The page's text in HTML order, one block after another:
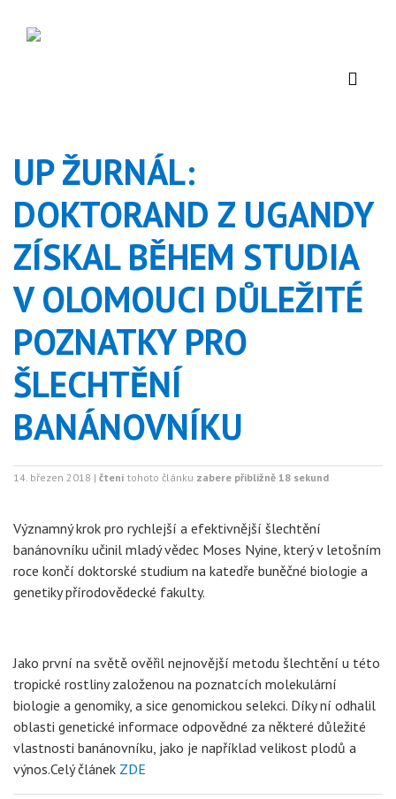
UP ŽURNÁL:
DOKTORAND Z UGANDY
ZÍSKAL BĚHEM STUDIA
V OLOMOUCI DŮLEŽITÉ
POZNATKY PRO
ŠLECHTĚNÍ
BANÁNOVNÍKU
14. březen 2018 | čtení tohoto článku zabere přibližně 18 sekund
Významný krok pro rychlejší a efektivnější šlechtění
banánovníku učinil mladý vědec Moses Nyine, který v letošním
roce končí doktorské studium na katedře buněčné biologie a
genetiky přírodovědecké fakulty.
Jako první na světě ověřil nejnovější metodu šlechtění u této
tropické rostliny založenou na poznatcích molekulární
biologie a genomiky, a sice genomickou selekci. Díky ní odhalil
oblasti genetické informace odpovědné za některé důležité
vlastnosti banánovníku, jako je například velikost plodů a
výnos.Celý článek ZDE